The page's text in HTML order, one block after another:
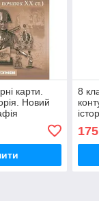
карти.
Новий
8
175